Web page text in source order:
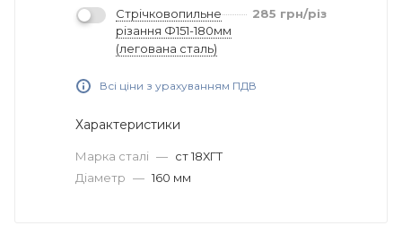
Стрічковопильне
різання Ф151-180мм
(легована сталь)
285 грн/різ
Всі ціни з урахуванням ПДВ
Характеристики
Марка сталі — ст 18ХГТ
Діаметр — 160 мм